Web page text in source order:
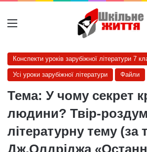
Меню
Конспекти уроків зарубіжної літератури 7
Усі уроки зарубіжної літератури Файли
Тема: У чому секрет
людини? Твір-
літературну тему (за
Дж.Олдріджа